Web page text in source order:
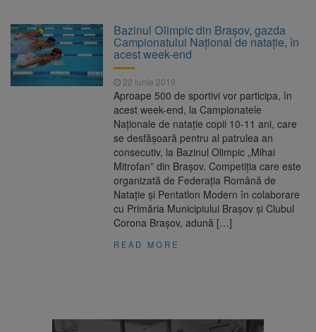
Iluminat cere reducerea luminii pe timpul
nopții, nu oprirea iluminatului public
7 august 2026
Trafic blocat pe DN1E Brașov
– Poiana Brașov după un accident. Două
persoane primesc îngrijiri medicale
Se schimbă examenul de
medic specialist. Subiecte unice în toată țara,
aceeași oră și același barem
Bazinul Olimpic din Braşov, gazda
Campionatului Național de natație, în
acest week-end
22 iunie 2019
Aproape 500 de sportivi vor participa, în
acest week-end, la Campionatele
Naţionale de nataţie copii 10-11 ani, care
se desfăşoară pentru al patrulea an
consecutiv, la Bazinul Olimpic „Mihai
Mitrofan” din Braşov. Competiţia care este
organizată de Federaţia Română de
Nataţie şi Pentatlon Modern în colaborare
cu Primăria Municipiului Braşov şi Clubul
Corona Braşov, adună […]
READ MORE